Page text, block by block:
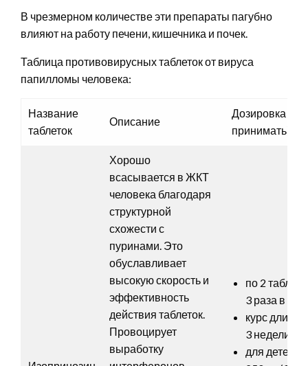
В чрезмерном количестве эти препараты пагубно
влияют на работу печени, кишечника и почек.
Таблица противовирусных таблеток от вируса
папилломы человека:
Название
таблеток
Описание
Дозировка (как
принимать)
Хорошо
всасывается в ЖКТ
человека благодаря
структурной
схожести с
пуринами. Это
обуславливает
высокую скорость и
эффективность
действия таблеток.
Провоцирует
выработку
по 2
3 раза в
курс длится
3 недели;
для детей –